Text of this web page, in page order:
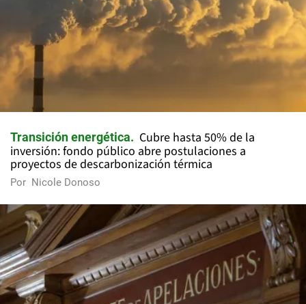
Transición energética
Cubre hasta 50% de la
inversión: fondo público abre postulaciones a
proyectos de descarbonización térmica
Por Nicole Donoso